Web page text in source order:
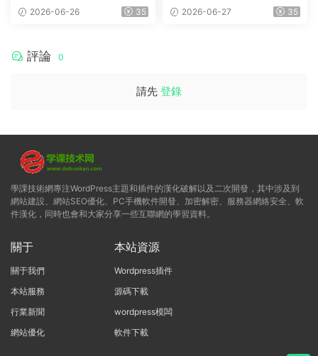
本地商家名錄平台
2026-06-26 35
平台2026-06-27 35
評論 0
請先 登錄
學課技術網專注WordPress主題和插件的漢化破解以及二次開發，其中涉及到
網站建設、網站SEO優化、PC手機軟件開發、加密解密、服務器網絡安全、軟
件漢化，同時也會和大家分享一些互聯網的學習資料。
關于
關于我們
本站服務
行業新聞
網站優化
本站資源
Wordpress插件
源碼下載
wordpress模闆
軟件下載